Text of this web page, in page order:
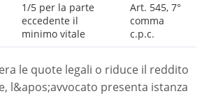
1/5 per la parte
eccedente il
minimo vitale
Art. 545, 7°
comma
c.p.c.
le quote legali o riduce il reddito
l&apos;avvocato presenta istanza